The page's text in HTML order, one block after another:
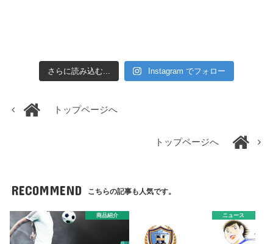
さらに読み込む... Instagram でフォロー
トップページへ
トップページへ
RECOMMEND こちらの記事も人気です。
商品紹介 ニュース